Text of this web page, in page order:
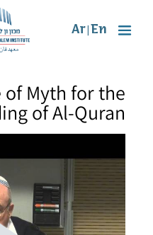
En
Ar
of Myth for the
of Al-Quran